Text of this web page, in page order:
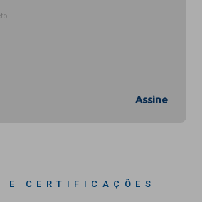
Assine
E CERTIFICAÇÕES